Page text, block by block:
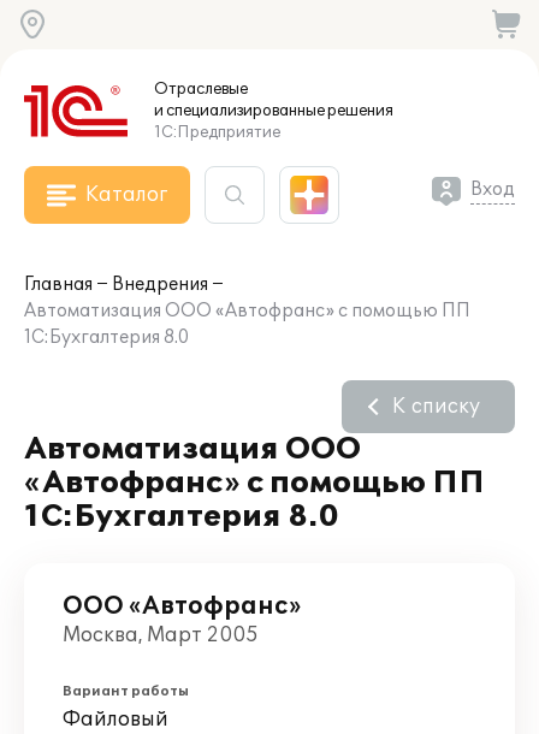
Отраслевые
и специализированныерешения
1С:Предприятие
Каталог Вход
Главная
Внедрения
Автоматизация ООО «Автофранс» с помощью ПП
1С:Бухгалтерия 8.0
Автоматизация ООО
«Автофранс» с помощью ПП
1С:Бухгалтерия 8.0
К списку
ООО «Автофранс»
Москва, Март 2005
Вариант работы
Файловый